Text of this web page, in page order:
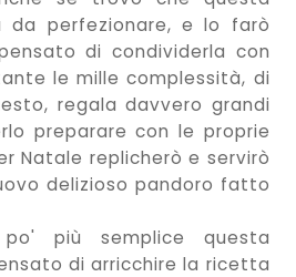
da perfezionare, e lo farò
di condividerla con
le mille complessità, di
regala davvero grandi
preparare con le proprie
Natale replicherò e servirò
delizioso pandoro fatto
più semplice questa
di arricchire la ricetta